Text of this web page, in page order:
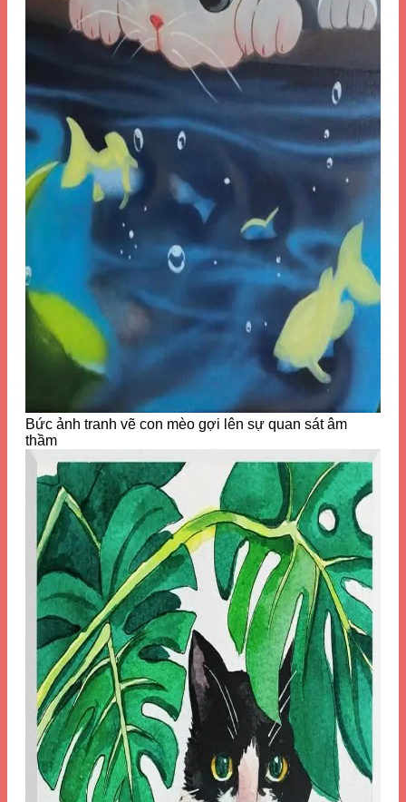
Bức ảnh tranh vẽ con mèo gợi lên sự quan sát âm
thầm